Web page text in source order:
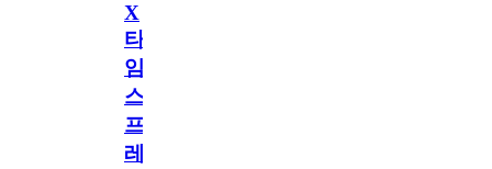
X
타
임
스
프
레